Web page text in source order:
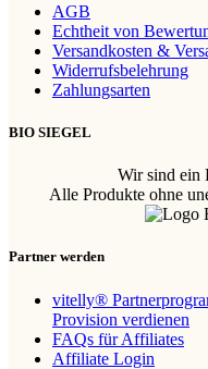
AGB
Echtheit von
Versandkosten &
Widerrufsbelehrung
Zahlungsarten
BIO SIEGEL
Wir sind ein
Alle Produkte ohne
Partner werden
vitelly®
Provision verdienen
FAQs für Affiliates
Affiliate Login